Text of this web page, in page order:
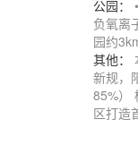
公园：
负氧离
园约
其他：
新规，
85%）
区打造